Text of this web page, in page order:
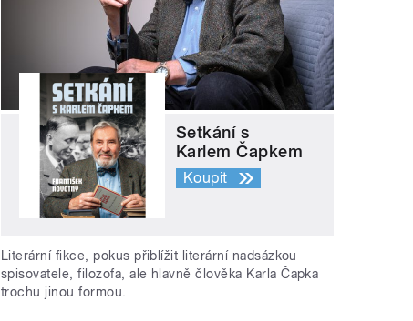
Setkání s
Karlem Čapkem
Koupit
Literární fikce, pokus přiblížit literární nadsázkou
spisovatele, filozofa, ale hlavně člověka Karla Čapka
trochu jinou formou.